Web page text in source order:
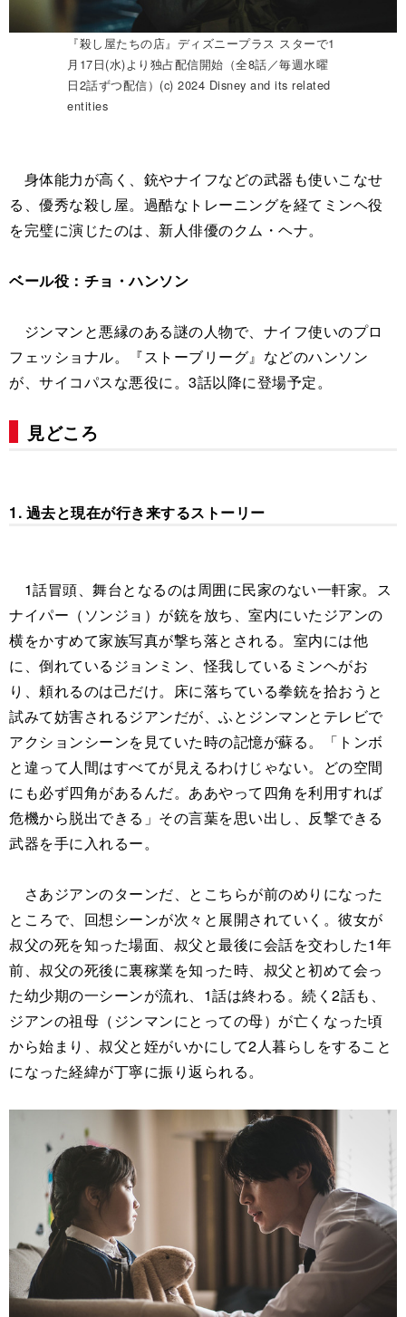
『殺し屋たちの店』ディズニープラス スターで1
月17日(水)より独占配信開始（全8話／毎週水曜
日2話ずつ配信）(c) 2024 Disney and its related
entities
身体能力が高く、銃やナイフなどの武器も使いこなせ
る、優秀な殺し屋。過酷なトレーニングを経てミンヘ役
を完璧に演じたのは、新人俳優のクム・ヘナ。
ベール役：チョ・ハンソン
ジンマンと悪縁のある謎の人物で、ナイフ使いのプロ
フェッショナル。『ストーブリーグ』などのハンソン
が、サイコパスな悪役に。3話以降に登場予定。
見どころ
1. 過去と現在が行き来するストーリー
1話冒頭、舞台となるのは周囲に民家のない一軒家。ス
ナイパー（ソンジョ）が銃を放ち、室内にいたジアンの
横をかすめて家族写真が撃ち落とされる。室内には他
に、倒れているジョンミン、怪我しているミンヘがお
り、頼れるのは己だけ。床に落ちている拳銃を拾おうと
試みて妨害されるジアンだが、ふとジンマンとテレビで
アクションシーンを見ていた時の記憶が蘇る。「トンボ
と違って人間はすべてが見えるわけじゃない。どの空間
にも必ず四角があるんだ。ああやって四角を利用すれば
危機から脱出できる」その言葉を思い出し、反撃できる
武器を手に入れるー。
さあジアンのターンだ、とこちらが前のめりになった
ところで、回想シーンが次々と展開されていく。彼女が
叔父の死を知った場面、叔父と最後に会話を交わした1年
前、叔父の死後に裏稼業を知った時、叔父と初めて会っ
た幼少期の一シーンが流れ、1話は終わる。続く2話も、
ジアンの祖母（ジンマンにとっての母）が亡くなった頃
から始まり、叔父と姪がいかにして2人暮らしをすること
になった経緯が丁寧に振り返られる。